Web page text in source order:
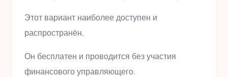
Этот вариант наиболее доступен и
распространён.
Он бесплатен и проводится без участия
финансового управляющего.